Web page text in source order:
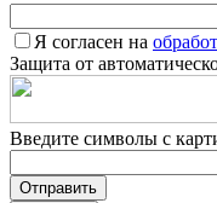
Я согласен на
Защита от
Введите символы с